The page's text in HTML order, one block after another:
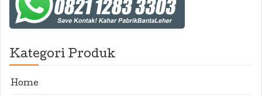
Kategori Produk
Home